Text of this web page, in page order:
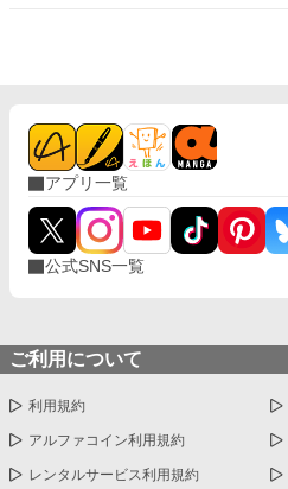
アプリ一覧
公式SNS一覧
ご利用について
利用規約
アルファコイン利用規約
レンタルサービス利用規約